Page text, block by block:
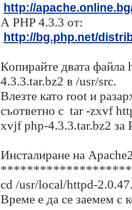
http://
А PHP 4.3.3 от:
http://bg.php.net/
Копирайте двата
4.3.3.tar.bz2 в /usr/src.
Влезте като root и
съответно с tar -zxvf
xvjf php-4.3.3.tar.bz2 за
Инсталиране на
cd /usr/local/httpd-
Време е да се заемем с